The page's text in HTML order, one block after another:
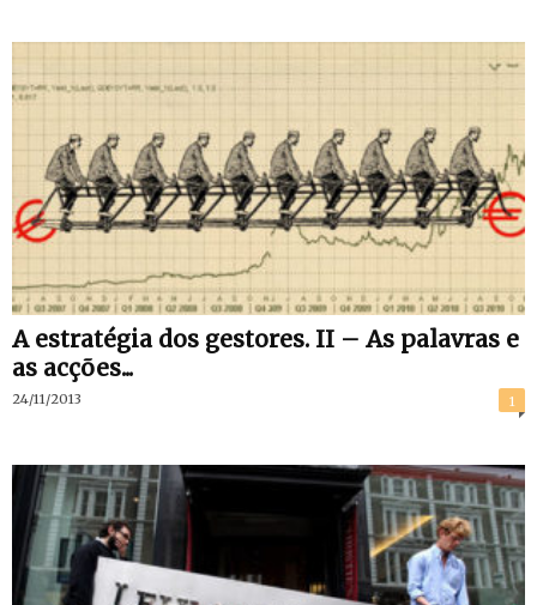
A estratégia dos gestores. II – As palavras e
as acções...
24/11/2013 1